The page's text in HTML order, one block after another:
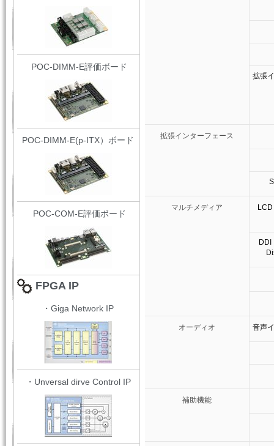
POC-DIMM-E評価ボード
POC-DIMM-E(p-ITX）ボード
POC-COM-E評価ボード
FPGA IP
・Giga Network IP
・Unversal dirve Control IP
拡張
拡張インターフェース
マルチメディア
DDI
オーディオ 音声
補助機能